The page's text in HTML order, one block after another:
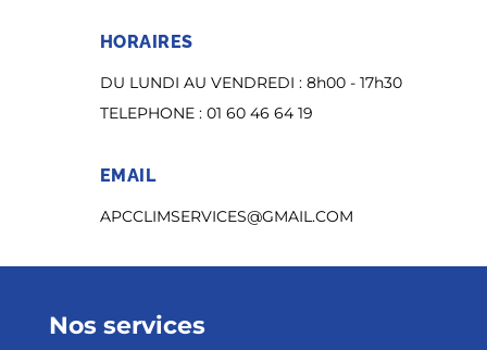
HORAIRES
DU LUNDI AU VENDREDI : 8h00 - 17h30
TELEPHONE : 01 60 46 64 19
EMAIL
APCCLIMSERVICES@GMAIL.COM
Nos services